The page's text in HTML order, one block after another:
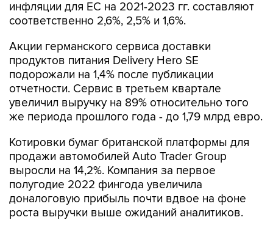
инфляции для ЕС на 2021-2023 гг. составляют
соответственно 2,6%, 2,5% и 1,6%.
Акции германского сервиса доставки
продуктов питания Delivery Hero SE
подорожали на 1,4% после публикации
отчетности. Сервис в третьем квартале
увеличил выручку на 89% относительно того
же периода прошлого года - до 1,79 млрд евро.
Котировки бумаг британской платформы для
продажи автомобилей Auto Trader Group
выросли на 14,2%. Компания за первое
полугодие 2022 фингода увеличила
доналоговую прибыль почти вдвое на фоне
роста выручки выше ожиданий аналитиков.